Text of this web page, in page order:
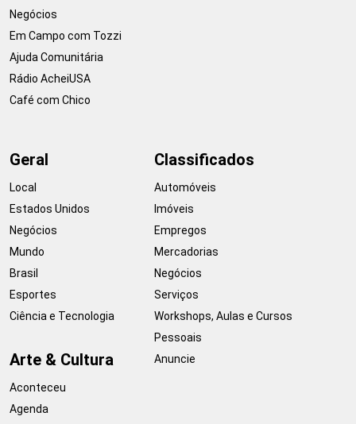
Negócios
Em Campo com Tozzi
Ajuda Comunitária
Rádio AcheiUSA
Café com Chico
Geral
Local
Estados Unidos
Negócios
Mundo
Brasil
Esportes
Ciência e Tecnologia
Arte & Cultura
Aconteceu
Agenda
Classificados
Automóveis
Imóveis
Empregos
Mercadorias
Negócios
Serviços
Workshops, Aulas e Cursos
Pessoais
Anuncie